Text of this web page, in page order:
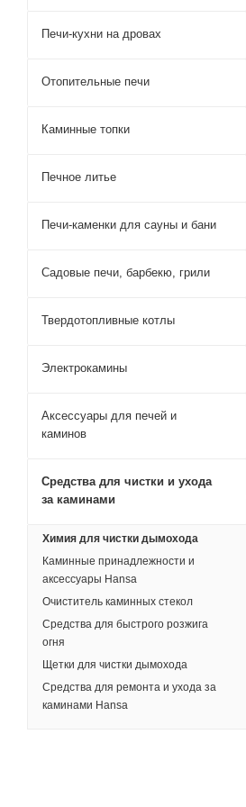
Печи-кухни на дровах
Отопительные печи
Каминные топки
Печное литье
Печи-каменки для сауны и бани
Садовые печи, барбекю, грили
Твердотопливные котлы
Электрокамины
Аксессуары для печей и
каминов
Средства для чистки и ухода
за каминами
Химия для чистки дымохода
Каминные принадлежности и
аксессуары Hansa
Очиститель каминных стекол
Средства для быстрого розжига
огня
Щетки для чистки дымохода
Средства для ремонта и ухода за
каминами Hansa